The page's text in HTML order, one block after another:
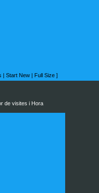
| Start New | Full Size ]
de visites i Hora